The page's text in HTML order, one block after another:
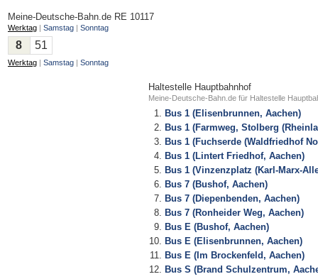
Meine-Deutsche-Bahn.de RE 10117
Werktag | Samstag | Sonntag
8 51
Werktag | Samstag | Sonntag
Haltestelle Hauptbahnhof
Meine-Deutsche-Bahn.de für Haltestelle
Bus 1 (Elisenbrunnen, Aachen)
Bus 1 (Farmweg, Stolberg
Bus 1 (Fuchserde (Waldfriedhof
Bus 1 (Lintert Friedhof, Aachen)
Bus 1 (Vinzenzplatz (Karl-Marx-
Bus 7 (Bushof, Aachen)
Bus 7 (Diepenbenden, Aachen)
Bus 7 (Ronheider Weg, Aachen)
Bus E (Bushof, Aachen)
Bus E (Elisenbrunnen, Aachen)
Bus E (Im Brockenfeld, Aachen)
Bus S (Brand Schulzentrum,